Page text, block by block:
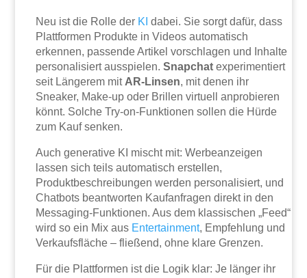
Neu ist die Rolle der KI dabei. Sie sorgt dafür, dass
Plattformen Produkte in Videos automatisch
erkennen, passende Artikel vorschlagen und Inhalte
personalisiert ausspielen.Snapchat experimentiert
seit Längerem mit AR-Linsen, mit denen ihr
Sneaker, Make-up oder Brillen virtuell anprobieren
könnt. Solche Try-on-Funktionen sollen die Hürde
zum Kauf senken.
Auch generative KI mischt mit: Werbeanzeigen
lassen sich teils automatisch erstellen,
Produktbeschreibungen werden personalisiert, und
Chatbots beantworten Kaufanfragen direkt in den
Messaging-Funktionen. Aus dem klassischen „Feed“
wird so ein Mix aus Entertainment, Empfehlung und
Verkaufsfläche – fließend, ohne klare Grenzen.
Für die Plattformen ist die Logik klar: Je länger ihr